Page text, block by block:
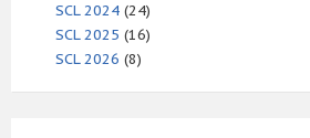
SCL 2024 (24)
SCL 2025 (16)
SCL 2026 (8)